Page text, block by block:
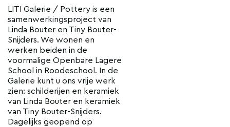
LITI Galerie / Pottery is een
samenwerkingsproject van
Linda Bouter en Tiny Bouter-
Snijders. We wonen en
werken beiden in de
voormalige Openbare Lagere
School in Roodeschool. In de
Galerie kunt u ons vrije werk
zien: schilderijen en keramiek
van Linda Bouter en keramiek
van Tiny Bouter-Snijders.
Dagelijks geopend op